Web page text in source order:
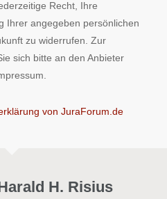
Recht, Ihre
Ihrer angegeben persönlichen
zu widerrufen. Zur
sich bitte an den Anbieter
von JuraForum.de
H. Risius